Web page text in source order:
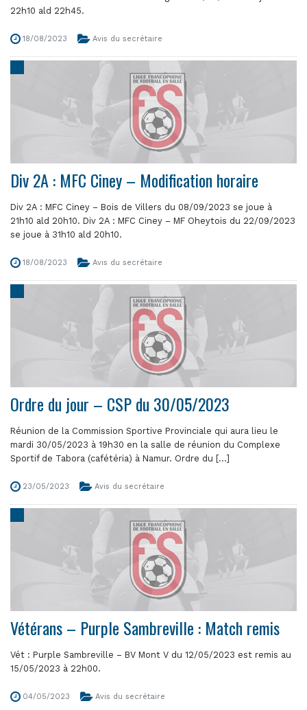
22h10 ald 22h45.
18/08/2023 Avis du secrétaire
Div 2A : MFC Ciney – Modification horaire
Div 2A : MFC Ciney – Bois de Villers du 08/09/2023 se joue à
21h10 ald 20h10. Div 2A : MFC Ciney – MF Oheytois du 22/09/2023
se joue à 31h10 ald 20h10.
18/08/2023 Avis du secrétaire
Ordre du jour – CSP du 30/05/2023
Réunion de la Commission Sportive Provinciale qui aura lieu le
mardi 30/05/2023 à 19h30 en la salle de réunion du Complexe
Sportif de Tabora (cafétéria) à Namur. Ordre du [...]
23/05/2023 Avis du secrétaire
Vétérans – Purple Sambreville : Match remis
Vét : Purple Sambreville – BV Mont V du 12/05/2023 est remis au
15/05/2023 à 22h00.
04/05/2023 Avis du secrétaire